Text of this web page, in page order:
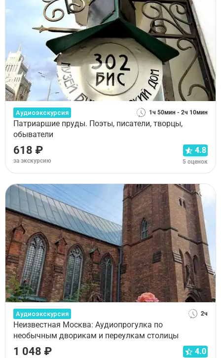
Аудиоэкскурсия 1ч 50мин - 2ч 10мин
Патриаршие пруды. Поэты, писатели, творцы,
обыватели
618 ₽
за экскурсию
4.8
5 оценок
Аудиоэкскурсия 2ч
Неизвестная Москва: Аудиопрогулка по
необычным дворикам и переулкам столицы
1 048 ₽ 4.0